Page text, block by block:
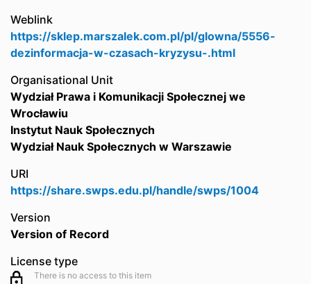
Weblink
https://sklep.marszalek.com.pl/pl/glowna/5556-
dezinformacja-w-czasach-kryzysu-.html
Organisational Unit
Wydział Prawa i Komunikacji Społecznej we
Wrocławiu
Instytut Nauk Społecznych
Wydział Nauk Społecznych w Warszawie
URI
https://share.swps.edu.pl/handle/swps/1004
Version
Version of Record
License type
There is no access to this item